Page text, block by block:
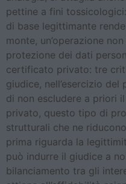
pettine a fini
di base legittimante
monte, un’operazione
protezione dei dati
certificato privato: tre
giudice, nell’esercizio
di non escludere a priori
privato, questo tipo di
strutturali che ne
prima riguarda la
può indurre il giudice a
bilanciamento tra gli